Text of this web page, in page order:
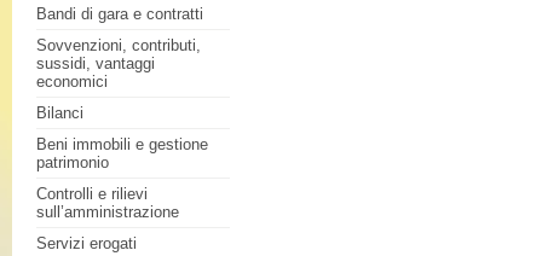
Bandi di gara e contratti
Sovvenzioni, contributi,
sussidi, vantaggi
economici
Bilanci
Beni immobili e gestione
patrimonio
Controlli e rilievi
sull’amministrazione
Servizi erogati